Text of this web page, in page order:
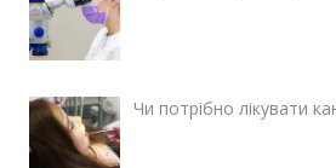
Чи потрібно лікувати